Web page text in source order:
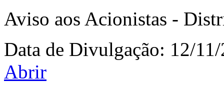
Aviso aos Acionistas -
Data de Divulgação: 12/
Abrir